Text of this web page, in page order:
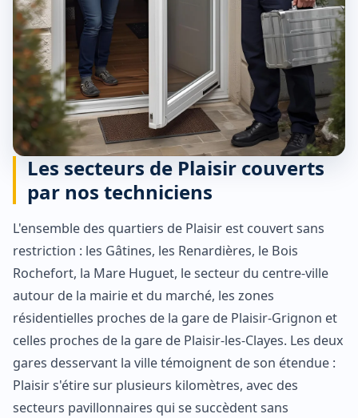
Les secteurs de Plaisir couverts
par nos techniciens
L'ensemble des quartiers de Plaisir est couvert sans
restriction : les Gâtines, les Renardières, le Bois
Rochefort, la Mare Huguet, le secteur du centre-ville
autour de la mairie et du marché, les zones
résidentielles proches de la gare de Plaisir-Grignon et
celles proches de la gare de Plaisir-les-Clayes. Les deux
gares desservant la ville témoignent de son étendue :
Plaisir s'étire sur plusieurs kilomètres, avec des
secteurs pavillonnaires qui se succèdent sans